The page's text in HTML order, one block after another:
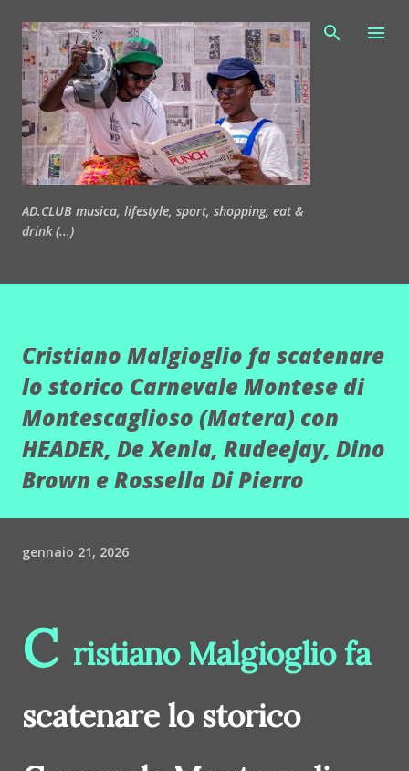
Passa ai contenuti principali
AD.CLUB musica, lifestyle, sport, shopping, eat &
drink (...)
Cristiano Malgioglio fa scatenare
lo storico Carnevale Montese di
Montescaglioso (Matera) con
HEADER, De Xenia, Rudeejay, Dino
Brown e Rossella Di Pierro
gennaio 21, 2026
C ristiano Malgioglio fa
scatenare lo storico